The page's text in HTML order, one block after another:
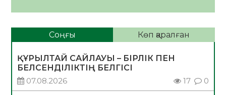
Соңғы Көп қаралған
ҚҰРЫЛТАЙ САЙЛАУЫ – БІРЛІК ПЕН
БЕЛСЕНДІЛІКТІҢ БЕЛГІСІ
07.08.2026
17 0